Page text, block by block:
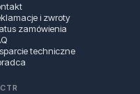
i zwroty
zamówienia
techniczne